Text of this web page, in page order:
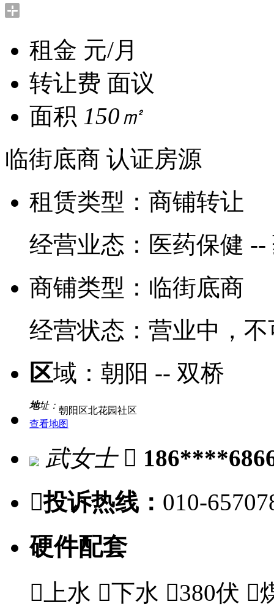
租金 元/月
转让费 面议
面积 150㎡
临街底商 认证房源
租赁类型： 商铺转让
经营业态： 医药保健 --
商铺类型： 临街底商
经营状态： 营业中，
区域： 朝阳 -- 双桥
地址： 朝阳区北花园社区
查看地图
武女士 
投诉热线： 010-
硬件配套
 上水 下水 380伏 